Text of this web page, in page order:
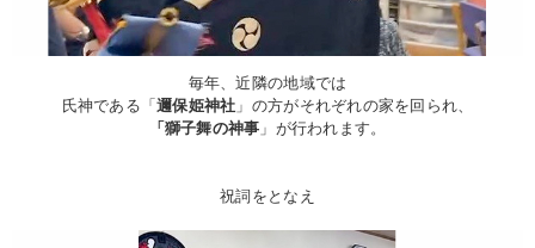
毎年、近隣の地域では
氏神である「邇保姫神社 」の方がそれぞれの家を回られ、
「獅子舞の神事 」が行われます。
祝詞をとなえ